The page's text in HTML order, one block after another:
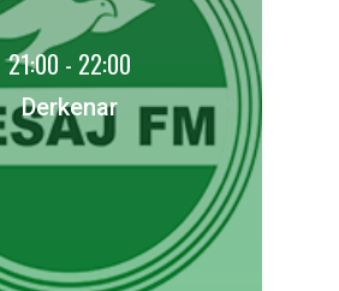
21:00 - 22:00
Derkenar